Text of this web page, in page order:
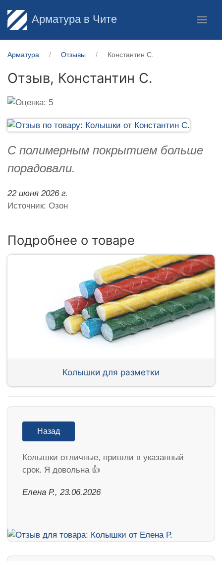
Арматура в Чите
Арматура Отзывы Константин С.
Отзыв, Константин С.
С полимерным покрытием больше
порадовали.
22 июня 2026 г.
Источник: Озон
Подробнее о товаре
Колышки для разметки
Назад
Колышки отличные, пришли в указанный
срок. Я довольна 👍
Елена Р., 23.06.2026